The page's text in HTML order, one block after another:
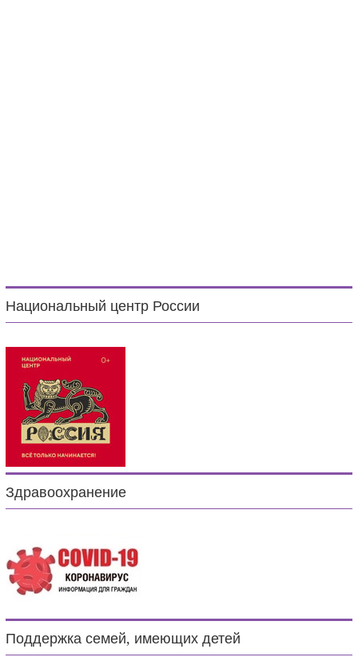
Национальный центр России
Здравоохранение
Поддержка семей, имеющих детей